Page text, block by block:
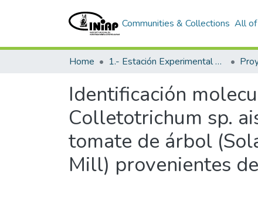
Communities & Collections All of
Home 1.- Estación Experimental Santa Catalina
Identificación
Colletotrichum sp.
tomate de árbol
Mill) provenientes